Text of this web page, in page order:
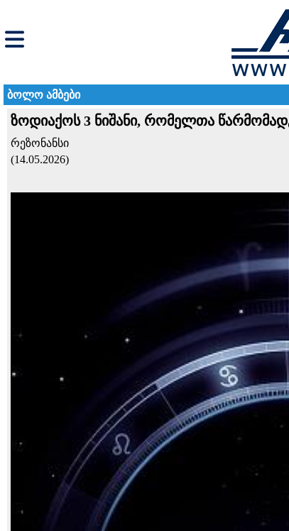
ბოლო ამბები
ზოდიაქოს 3 ნიშანი, რომელთა
რეზონანსი
(14.05.2026)